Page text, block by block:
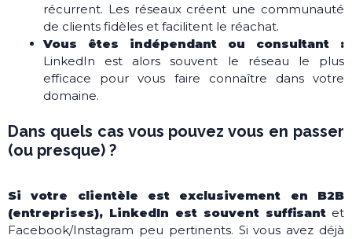
récurrent. Les réseaux créent une communauté
de clients fidèles et facilitent le réachat.
Vous êtes indépendant ou consultant :
LinkedIn est alors souvent le réseau le plus
efficace pour vous faire connaître dans votre
domaine.
Dans quels cas vous pouvez vous en passer
(ou presque) ?
Si votre clientèle est exclusivement en B2B
(entreprises), LinkedIn est souvent suffisant et
Facebook/Instagram peu pertinents. Si vous avez déjà